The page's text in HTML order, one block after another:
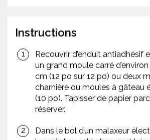
Instructions
Recouvrir d’enduit antiadhésif
un grand moule carré
cm (12 po sur 12 po) ou deux
charnière ou moules à gâteau
(10 po). Tapisser de papier
réserver.
Dans le bol d’un malaxeur